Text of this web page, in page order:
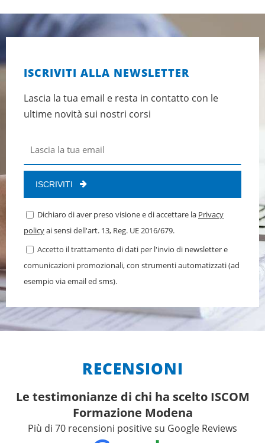
ISCRIVITI ALLA NEWSLETTER
Lascia la tua email e resta in contatto con le
ultime novità sui nostri corsi
ISCRIVITI
Dichiaro di aver preso visione e di accettare la Privacy
policyai sensi dell'art. 13, Reg. UE 2016/679.
Accetto il trattamento di dati per l'invio di newsletter e
comunicazioni promozionali, con strumenti automatizzati (ad
esempio via email ed sms).
RECENSIONI
Le testimonianze di chi ha scelto ISCOM
Formazione Modena
Più di 70 recensioni positive su Google Reviews